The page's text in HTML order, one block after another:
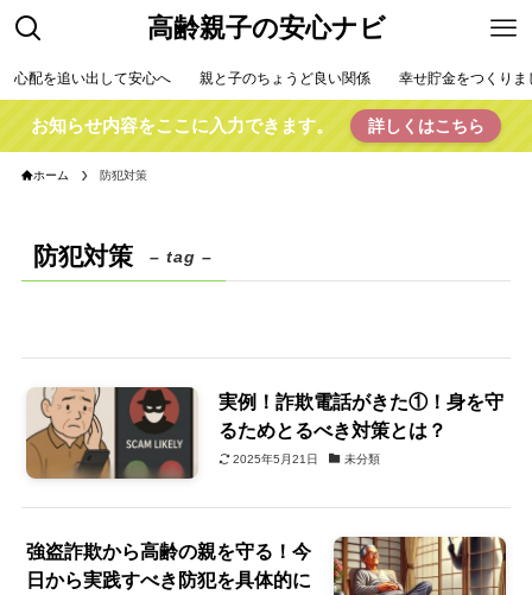
高齢親子の安心ナビ
心配を追い出して安心へ 親と子のちょうど良い関係 幸せ貯金をつくりま
お知らせ内容をここに入力できます。 詳しくはこちら
ホーム 防犯対策
防犯対策 – tag –
実例！詐欺電話がきた①！身を守
るためとるべき対策とは？
2025年5月21日 未分類
強盗詐欺から高齢の親を守る！今
日から実践すべき防犯を具体的に